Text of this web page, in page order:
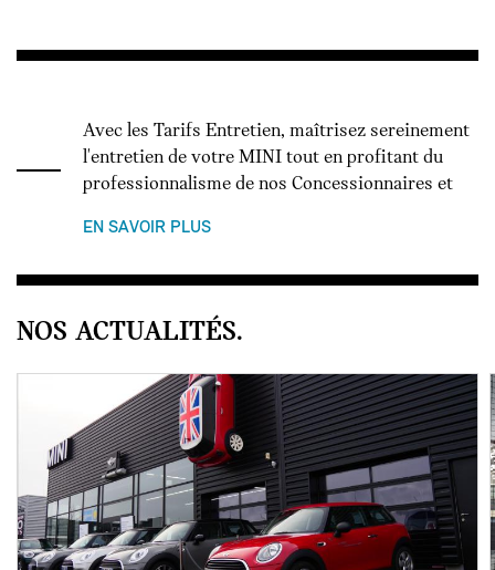
Avec les Tarifs Entretien, maîtrisez sereinement
l'entretien de votre MINI tout en profitant du
professionnalisme de nos Concessionnaires et
EN SAVOIR PLUS
NOS ACTUALITÉS.